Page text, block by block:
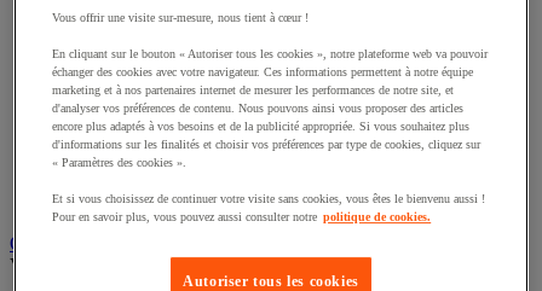
Projecteur de chantier
Baladeuse
Luminaire intérieur et extérieur
Ampoule
Lampe frontale
Lampe torche
Lampe d'atelier
Outillage pneumatique
Voir toute la catégorie
Vous offrir une visite sur-mesure, nous tient à cœur !
En cliquant sur le bouton « Autoriser tous les cookies », notre plateforme web va pouvoir
échanger des cookies avec votre navigateur. Ces informations permettent à notre équipe
marketing et à nos partenaires internet de mesurer les performances de notre site, et
d'analyser vos préférences de contenu. Nous pouvons ainsi vous proposer des articles
encore plus adaptés à vos besoins et de la publicité appropriée. Si vous souhaitez plus
d'informations sur les finalités et choisir vos préférences par type de cookies, cliquez sur
« Paramètres des cookies ».
Et si vous choisissez de continuer votre visite sans cookies, vous êtes le bienvenu aussi !
Pour en savoir plus, vous pouvez aussi consulter notre politique de cookies.
Autoriser tous les cookies